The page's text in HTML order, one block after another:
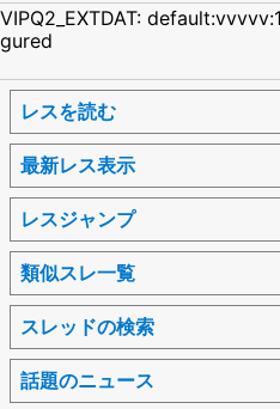
VIPQ2_EXTDAT:
gured
レスを読む
最新レス表示
レスジャンプ
類似スレ一覧
スレッドの検索
話題のニュース